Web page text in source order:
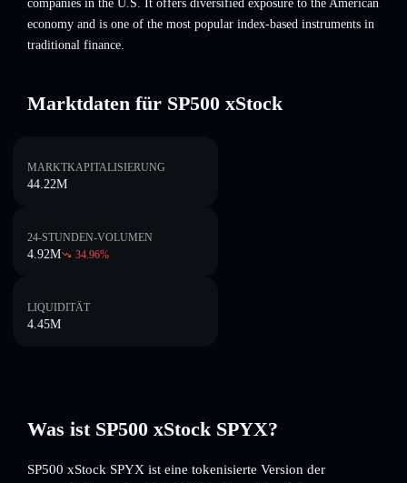
companies in the U.S. It offers diversified exposure to the American
economy and is one of the most popular index-based instruments in
traditional finance.
Marktdaten für SP500 xStock
MARKTKAPITALISIERUNG
44.22M
24-STUNDEN-VOLUMEN
4.92M 34.96%
LIQUIDITÄT
4.45M
Was ist SP500 xStock SPYX?
SP500 xStock SPYX ist eine tokenisierte Version der